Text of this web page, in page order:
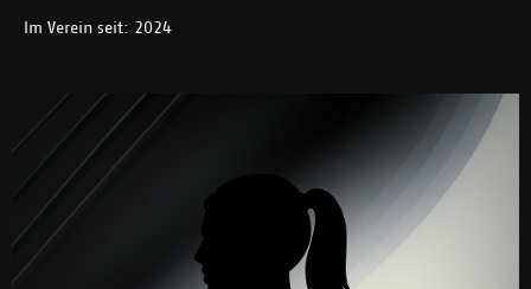
Im Verein seit: 2024